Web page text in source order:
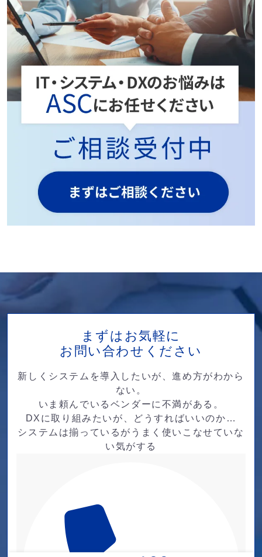
まずはお気軽に
お問い合わせください
新しくシステムを導入したいが、進め方がわから
ない。
いま頼んでいるベンダーに不満がある。
DXに取り組みたいが、どうすればいいのか…
システムは揃っているがうまく使いこなせていな
い気がする